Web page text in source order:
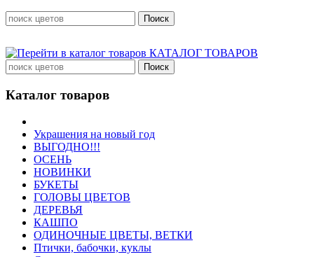
КАТАЛОГ ТОВАРОВ
Каталог товаров
Украшения на новый год
ВЫГОДНО!!!
ОСЕНЬ
НОВИНКИ
БУКЕТЫ
ГОЛОВЫ ЦВЕТОВ
ДЕРЕВЬЯ
КАШПО
ОДИНОЧНЫЕ ЦВЕТЫ, ВЕТКИ
Птички, бабочки, куклы